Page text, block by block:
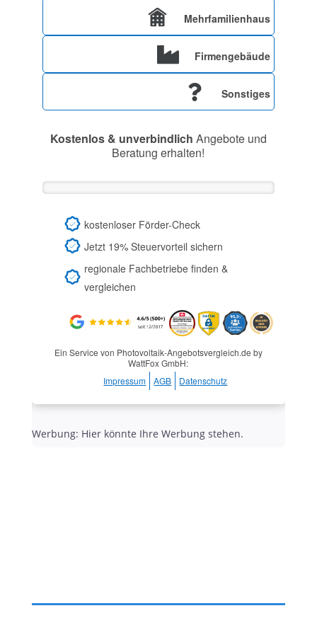
Mehrfamilienhaus
Firmengebäude
Sonstiges
Kostenlos & unverbindlich Angebote und
Beratung erhalten!
kostenloser Förder-Check
Jetzt 19% Steuervorteil sichern
regionale Fachbetriebe finden &
vergleichen
Ein Service von Photovoltaik-Angebotsvergleich.de by
WattFox GmbH:
Impressum
AGB Datenschutz
Werbung: Hier könnte Ihre Werbung stehen.